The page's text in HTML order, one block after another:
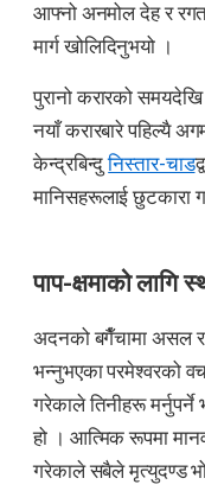
आफ्नो अनमोल देह र
मार्ग खोलिदिनुभयो ।
पुरानो करारको
नयाँ करारबारे पहिल्यै
केन्द्रबिन्दुनिस्तार-चाड
मानिसहरूलाई छुटकारा
पाप-क्षमाको लागि
अदनको बगैँचामा असल
भन्नुभएका परमेश्वरको
गरेकाले तिनीहरू मर्नुपर्ने
हो । आत्मिक रूपमा
गरेकाले सबैले मृत्युदण्ड